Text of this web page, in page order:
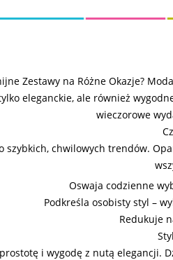
Zestawy na Różne Okazje?
eleganckie, ale również
wieczorowe
szybkich, chwilowych trendów.
Oswaja codzienne
Podkreśla osobisty styl –
Redukuje
i wygodę z nutą